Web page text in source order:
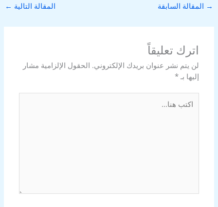
→ المقالة السابقة المقالة التالية ←
اترك تعليقاً
لن يتم نشر عنوان بريدك الإلكتروني. الحقول الإلزامية مشار
إليها بـ*
هنا...